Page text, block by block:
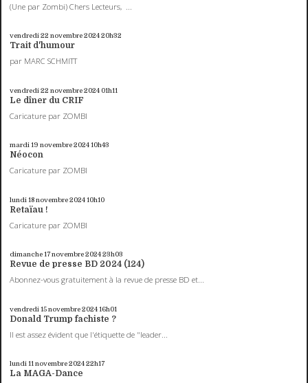
(Une par Zombi) Chers Lecteurs, ...
vendredi 22 novembre 202420h32
Trait d'humour
par MARC SCHMITT
vendredi 22 novembre 2024 01h11
Le dîner du CRIF
Caricature par ZOMBI
mardi 19 novembre 202410h43
Néocon
Caricature par ZOMBI
lundi 18novembre 202410h10
Retaïau !
Caricature par ZOMBI
dimanche 17novembre 202423h03
Revue de presse BD 2024 (124)
Abonnez-vous gratuitement à la revue de presse BD et...
vendredi 15novembre 202416h01
Donald Trump fachiste ?
Il est assez évident que l'étiquette de "leader...
lundi 11novembre 202422h17
La MAGA-Dance